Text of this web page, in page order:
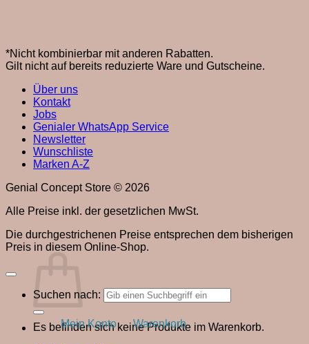
Warenkorb
Es befinden sich keine Produkte im Warenkorb.
*Nicht kombinierbar mit anderen Rabatten.
Gilt nicht auf bereits reduzierte Ware und Gutscheine.
Über uns
Kontakt
Jobs
Genialer WhatsApp Service
Newsletter
Wunschliste
Marken A-Z
Genial Concept Store © 2026
Alle Preise inkl. der gesetzlichen MwSt.
Die durchgestrichenen Preise entsprechen dem bisherigen
Preis in diesem Online-Shop.
Suchen nach:
Mein Konto Warenkorb